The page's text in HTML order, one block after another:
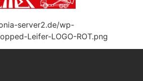
server2.de/wp-
Leifer-LOGO-ROT.png